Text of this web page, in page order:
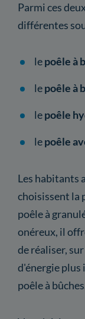
Parmi ces
différentes
lepoêle à
lepoêle à
lepoêle
lepoêle
Les habitants
choisissent la
poêle à
onéreux, il
de réaliser,
d'énergie plus
poêle à